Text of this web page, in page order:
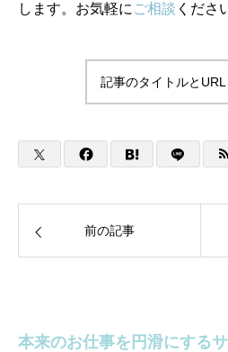
します。お気軽にご相談 くださ
記事のタイトルと
前の記事
本来のお仕事を円滑にする